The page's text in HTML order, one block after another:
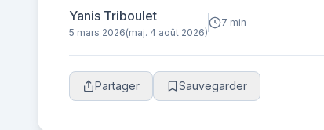
Yanis Triboulet
5 mars 2026(maj. 4 août 2026)
7 min
Partager Sauvegarder